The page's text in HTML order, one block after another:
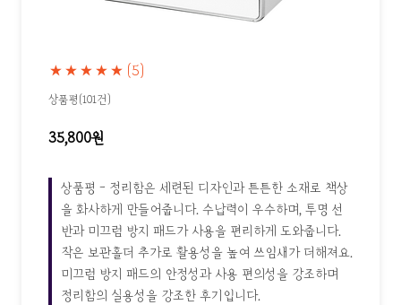
★★★★★ (5)
상품평(101건)
35,800원
상품평 - 정리함은 세련된 디자인과 튼튼한 소재로 책상
을 화사하게 만들어줍니다. 수납력이 우수하며, 투명 선
반과 미끄럼 방지 패드가 사용을 편리하게 도와줍니다.
작은 보관홀더 추가로 활용성을 높여 쓰임새가 더해져요.
미끄럼 방지 패드의 안정성과 사용 편의성을 강조하며
정리함의 실용성을 강조한 후기입니다.